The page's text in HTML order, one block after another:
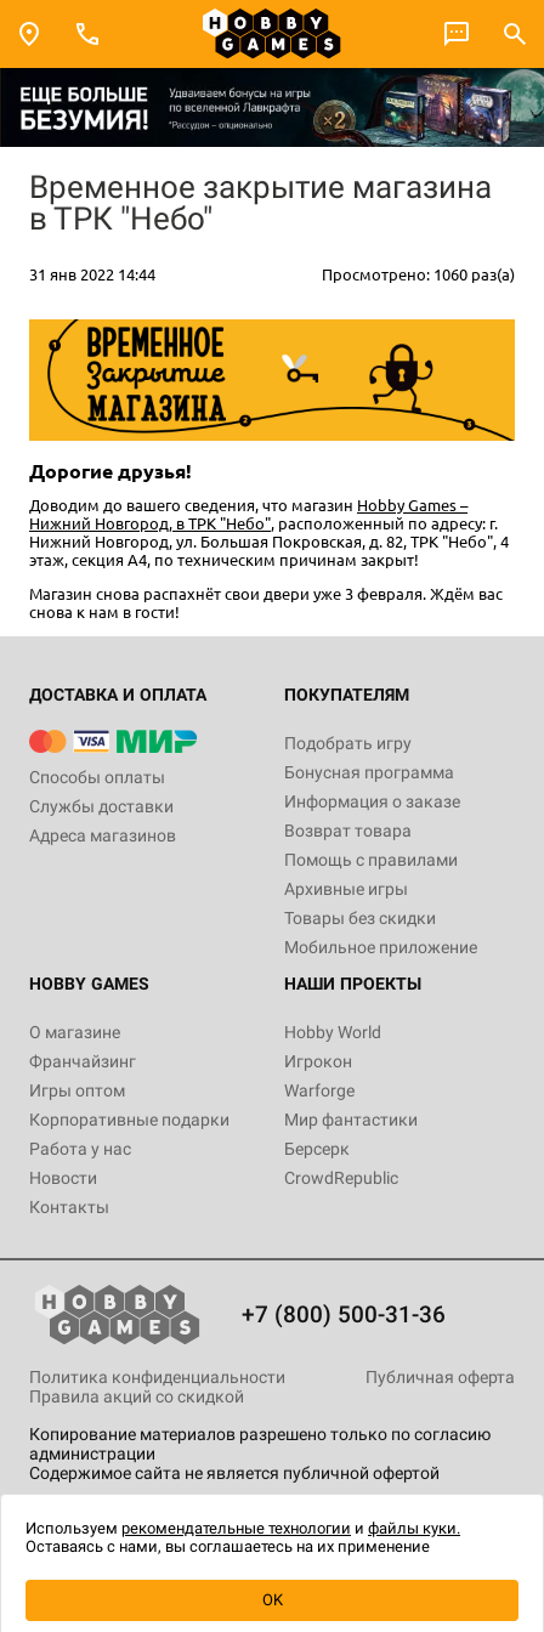
Временное закрытие магазина
в ТРК "Небо"
31 янв 2022 14:44 Просмотрено: 1060 раз(а)
Дорогие друзья!
Доводим до вашего сведения, что магазин Hobby Games –
Нижний Новгород, в ТРК "Небо", расположенный по адресу: г.
Нижний Новгород, ул. Большая Покровская, д. 82, ТРК "Небо", 4
этаж, секция А4, по техническим причинам закрыт!
Магазин снова распахнёт свои двери уже 3 февраля. Ждём вас
снова к нам в гости!
ДОСТАВКА И ОПЛАТА
Способы оплаты
Службы доставки
Адреса магазинов
ПОКУПАТЕЛЯМ
Подобрать игру
Бонусная программа
Информация о заказе
Возврат товара
Помощь с правилами
Архивные игры
Товары без скидки
Мобильное приложение
HOBBY GAMES
О магазине
Франчайзинг
Игры оптом
Корпоративные подарки
Работа у нас
Новости
Контакты
НАШИ ПРОЕКТЫ
Hobby World
Игрокон
Warforge
Мир фантастики
Берсерк
CrowdRepublic
+7 (800) 500-31-36
Копирование материалов разрешено только по согласию
администрации
Содержимое сайта не является публичной офертой
Политика конфиденциальности
Публичная оферта
Правила акций со скидкой
технологии.
Используем рекомендательные технологии и файлы куки.
Оставаясь с нами, вы соглашаетесь на их применение
OK